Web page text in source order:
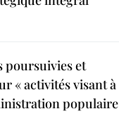
poursuivies et
« activités visant à
populaire